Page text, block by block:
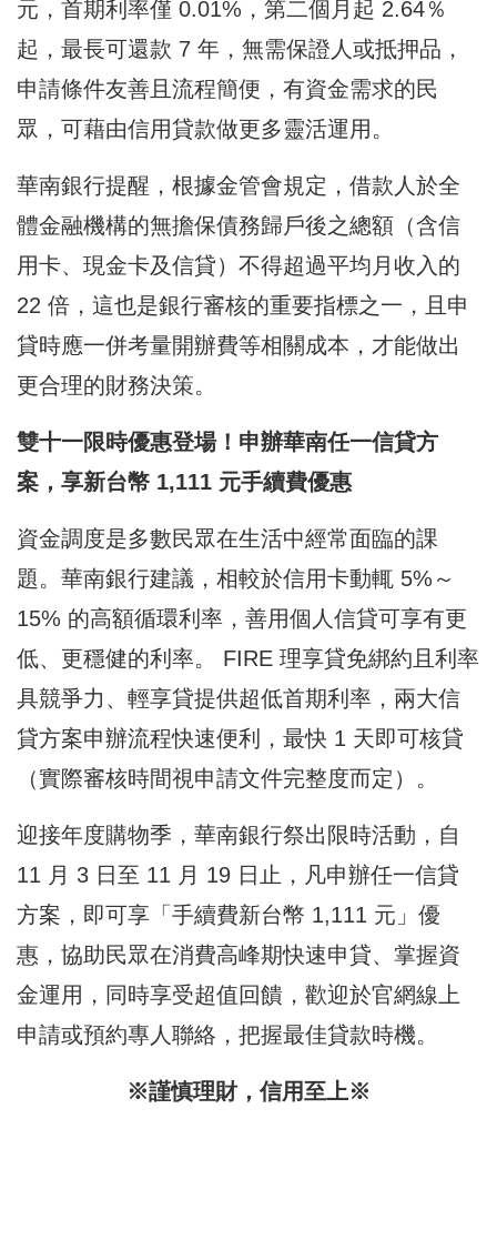
元，首期利率僅 0.01%，第二個月起 2.64％
起，最長可還款 7 年，無需保證人或抵押品，
申請條件友善且流程簡便，有資金需求的民
眾，可藉由信用貸款做更多靈活運用。
華南銀行提醒，根據金管會規定，借款人於全
體金融機構的無擔保債務歸戶後之總額（含信
用卡、現金卡及信貸）不得超過平均月收入的
22 倍，這也是銀行審核的重要指標之一，且申
貸時應一併考量開辦費等相關成本，才能做出
更合理的財務決策。
雙十一限時優惠登場！申辦華南任一信貸方
案，享新台幣 1,111 元手續費優惠
資金調度是多數民眾在生活中經常面臨的課
題。華南銀行建議，相較於信用卡動輒 5%～
15% 的高額循環利率，善用個人信貸可享有更
低、更穩健的利率。 FIRE 理享貸免綁約且利率
具競爭力、輕享貸提供超低首期利率，兩大信
貸方案申辦流程快速便利，最快 1 天即可核貸
（實際審核時間視申請文件完整度而定）。
迎接年度購物季，華南銀行祭出限時活動，自
11 月 3 日至 11 月 19 日止，凡申辦任一信貸
方案，即可享「手續費新台幣 1,111 元」優
惠，協助民眾在消費高峰期快速申貸、掌握資
金運用，同時享受超值回饋，歡迎於官網線上
申請或預約專人聯絡，把握最佳貸款時機。
※謹慎理財，信用至上※